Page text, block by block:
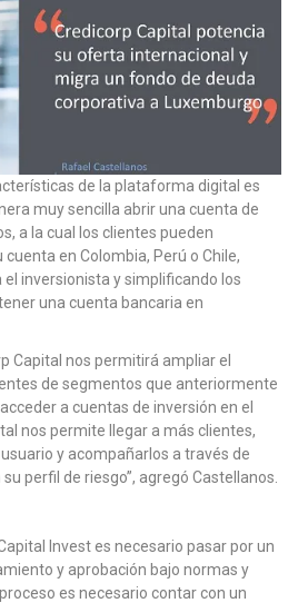
de la plataforma digital es
muy sencilla abrir una cuenta de
a la cual los clientes pueden
en Colombia, Perú o Chile,
inversionista y simplificando los
una cuenta bancaria en
Capital nos permitirá ampliar el
de segmentos que anteriormente
a cuentas de inversión en el
nos permite llegar a más clientes,
y acompañarlos a través de
perfil de riesgo”, agregó Castellanos.
Invest es necesario pasar por un
y aprobación bajo normas y
es necesario contar con un